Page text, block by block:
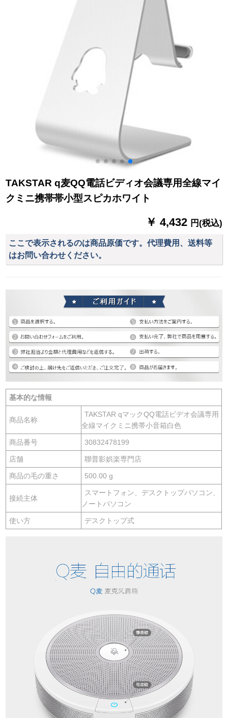
TAKSTAR q麦QQ電話ビディオ会議専用全線マイ
クミニ携帯帯小型スピカホワイト
￥ 4,432 円(税込)
ここで表示されるのは商品原価です。代理費用、送料等
はお問い合わせください。
基本的な情報
商品名称
TAKSTAR qマックQQ電話ビデオ会議専用
全線マイクミニ携帯小音箱白色
商品番号 30832478199
店舗 聯普影娯楽専門店
商品の毛の重さ 500.00 g
接続主体
スマートフォン、デスクトップパソコン、
ノートパソコン
使い方 デスクトップ式